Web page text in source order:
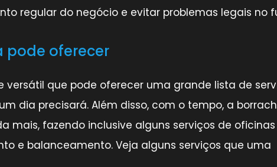
regular do negócio e evitar problemas legais no
pode oferecer
que pode oferecer uma grande lista de
dia precisará. Além disso, com o tempo, a
mais, fazendo inclusive alguns serviços de oficinas
e balanceamento. Veja alguns serviços que uma